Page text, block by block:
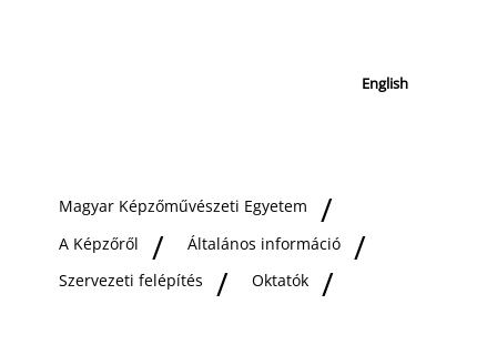
English
Magyar Képzőművészeti Egyetem
A Képzőről
Általános információ
Szervezeti felépítés
Oktatók